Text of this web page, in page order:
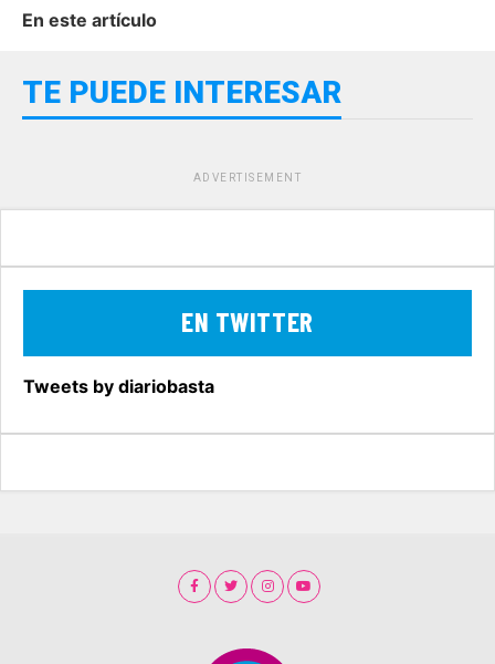
En este artículo
TE PUEDE INTERESAR
ADVERTISEMENT
EN TWITTER
Tweets by diariobasta